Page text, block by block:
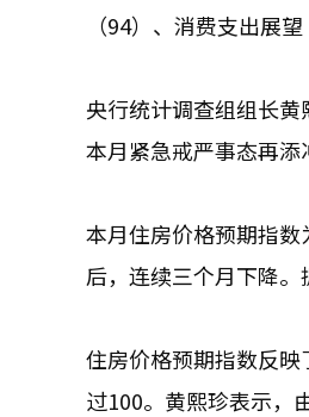
（94）、消费支出展
央行统计调查组组长黄
本月紧急戒严事态再添
本月住房价格预期指
后，连续三个月下降。
住房价格预期指数反
过100。黄熙珍表示，